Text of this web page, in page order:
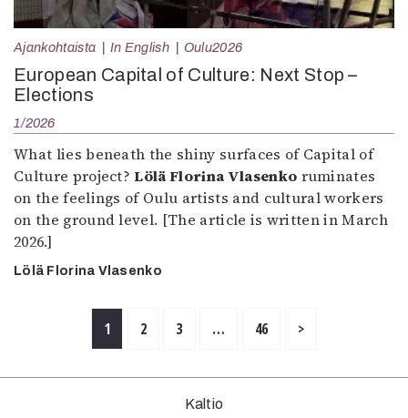
Ajankohtaista In English Oulu2026
European Capital of Culture: Next Stop –
Elections
1/2026
What lies beneath the shiny surfaces of Capital of
Culture project?Lölä Florina Vlasenko ruminates
on the feelings of Oulu artists and cultural workers
on the ground level. [The article is written in March
2026.]
Lölä Florina Vlasenko
1 2 3 … 46 >
Kaltio